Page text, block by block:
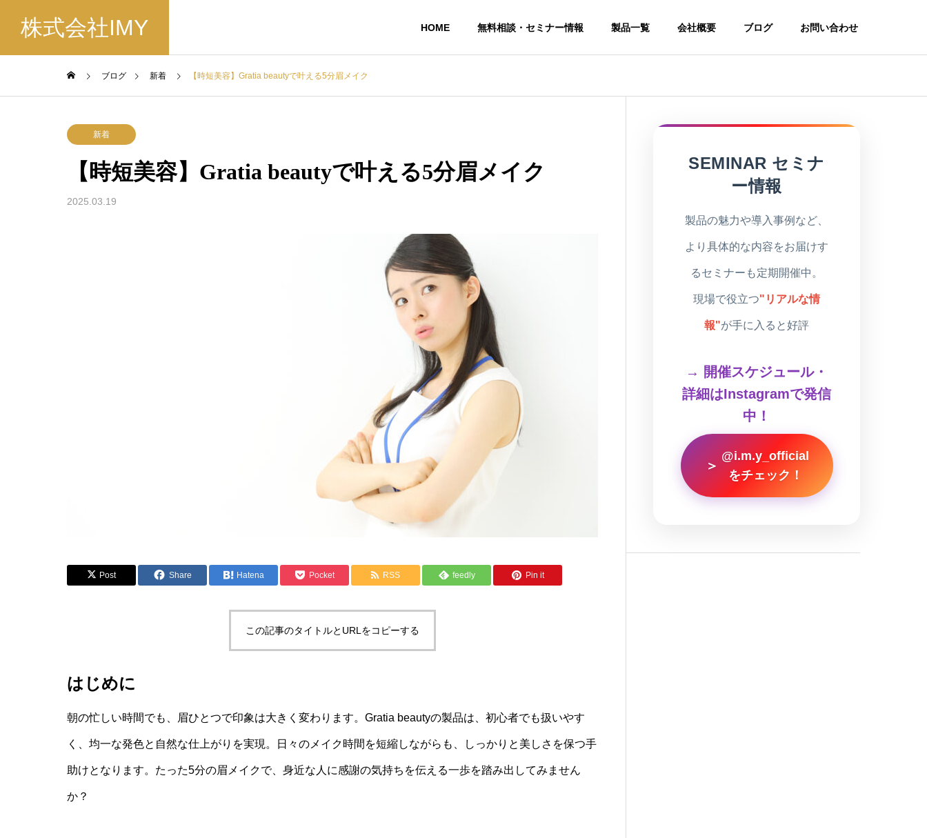
株式会社IMY HOME 無料相談・セミナー情報 製品一覧 会社概要 ブログ お問い合わせ
ブログ 新着 【時短美容】Gratia beautyで叶える5分眉メイク
新着
【時短美容】Gratia beautyで叶える5分眉メイク
2025.03.19
Post Share Hatena Pocket RSS feedly Pin it
この記事のタイトルとURLをコピーする
はじめに
朝の忙しい時間でも、眉ひとつで印象は大きく変わります。Gratia beautyの製品は、初心者でも扱いやす
く、均一な発色と自然な仕上がりを実現。日々のメイク時間を短縮しながらも、しっかりと美しさを保つ手
助けとなります。たった5分の眉メイクで、身近な人に感謝の気持ちを伝える一歩を踏み出してみません
か？
SEMINAR セミナ
ー情報
製品の魅力や導入事例など、
より具体的な内容をお届けす
るセミナーも定期開催中。
現場で役立つ"リアルな情
報"が手に入ると好評
→ 開催スケジュール・
詳細はInstagramで発信
中！
＞
@i.m.y_official
をチェック！